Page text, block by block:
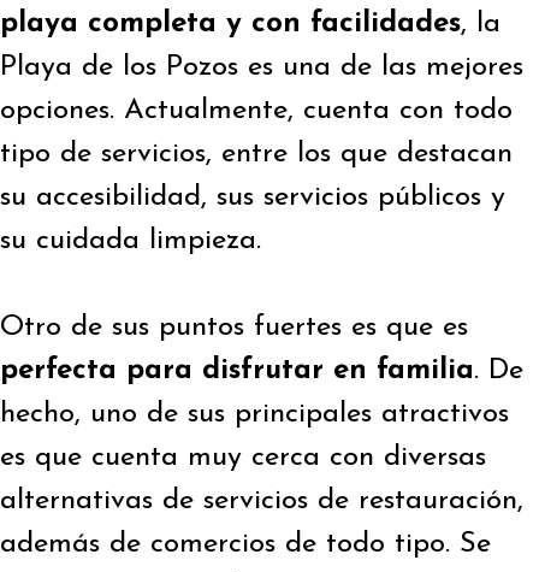
playa completa y con facilidades, la
Playa de los Pozos es una de las mejores
opciones. Actualmente, cuenta con todo
tipo de servicios, entre los que destacan
su accesibilidad, sus servicios públicos y
su cuidada limpieza.
Otro de sus puntos fuertes es que es
perfecta para disfrutar en familia. De
hecho, uno de sus principales atractivos
es que cuenta muy cerca con diversas
alternativas de servicios de restauración,
además de comercios de todo tipo. Se